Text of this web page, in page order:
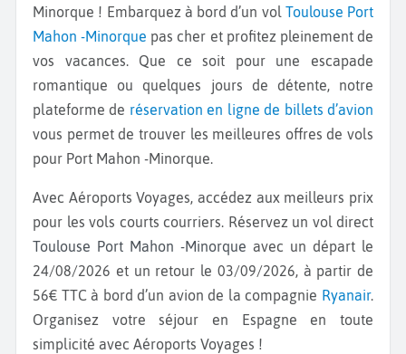
Minorque ! Embarquez à bord d’un vol Toulouse Port
Mahon -Minorque pas cher et profitez pleinement de
vos vacances. Que ce soit pour une escapade
romantique ou quelques jours de détente, notre
plateforme de réservation en ligne de billets d’avion
vous permet de trouver les meilleures offres de vols
pour Port Mahon -Minorque.
Avec Aéroports Voyages, accédez aux meilleurs prix
pour les vols courts courriers. Réservez un vol direct
Toulouse Port Mahon -Minorque avec un départ le
24/08/2026 et un retour le 03/09/2026, à partir de
56€ TTC à bord d’un avion de la compagnie Ryanair.
Organisez votre séjour en Espagne en toute
simplicité avec Aéroports Voyages !